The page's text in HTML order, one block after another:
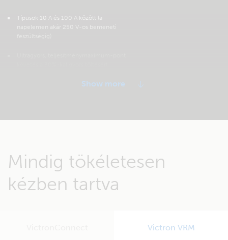
Típusok 10 A és 100 A között (a
napelemen akár 250 V-os bemeneti
Szabályozható egyenáramú kimeneti
Intelligens védelem a magas szintű
Kommunikációs port integrációhoz és
adatkiolvasásra
A SmartSolar eszköztípusok és a
Mindig tökéletesen
kézben tartva
Victron VRM